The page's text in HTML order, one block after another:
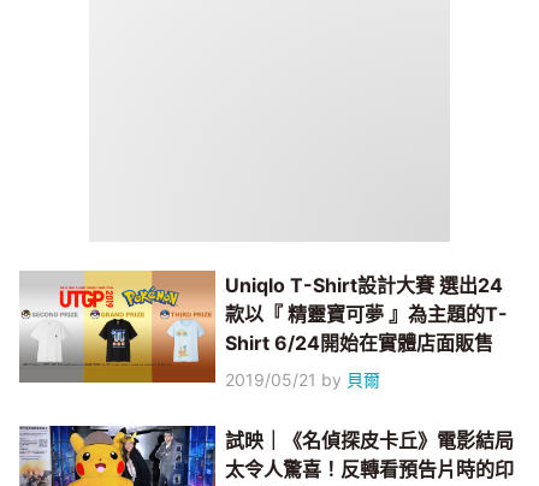
Uniqlo T-Shirt設計大賽 選出24
款以『 精靈寶可夢 』為主題的T-
Shirt 6/24開始在實體店面販售
2019/05/21 by 貝爾
試映｜《名偵探皮卡丘》電影結局
太令人驚喜！反轉看預告片時的印